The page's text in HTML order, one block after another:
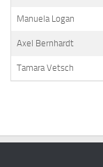
Manuela Logan
Axel Bernhardt
Tamara Vetsch